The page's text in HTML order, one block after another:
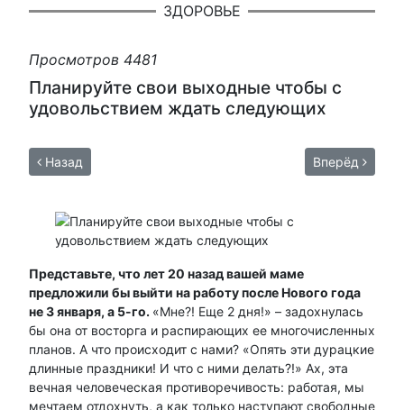
ЗДОРОВЬЕ
Просмотров 4481
Планируйте свои выходные чтобы с
удовольствием ждать следующих
Назад Вперёд
Представьте, что лет 20 назад вашей маме
предложили бы выйти на работу после Нового года
не 3 января, а 5-го. «Мне?! Еще 2 дня!» – задохнулась
бы она от восторга и распирающих ее многочисленных
планов. А что происходит с нами? «Опять эти дурацкие
длинные праздники! И что с ними делать?!» Ах, эта
вечная человеческая противоречивость: работая, мы
мечтаем отдохнуть, а как только наступают свободные